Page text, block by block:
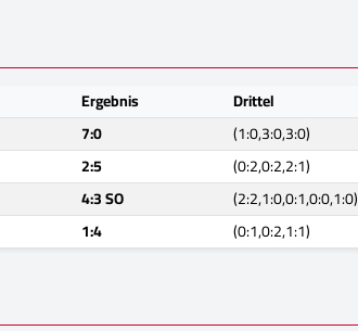
Ergebnis
Drittel
7:0
(1:0,3:0,3:0)
2:5
(0:2,0:2,2:1)
4:3 SO
(2:2,1:0,0:1,0:0,1:0)
1:4 (0:1,0:2,1:1)